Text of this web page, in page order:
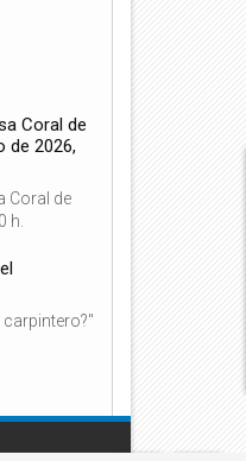
Ago
Rezo de Laudes y Misa Coral
h.
Coral de
de 2026,
Coral de
h.
carpintero?"